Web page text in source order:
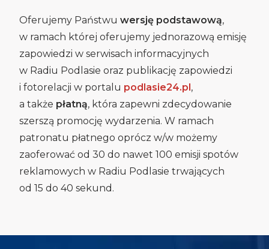
Oferujemy Państwu wersję podstawową,
w ramach której oferujemy jednorazową emisję
zapowiedzi w serwisach informacyjnych
w Radiu Podlasie oraz publikację zapowiedzi
i fotorelacji w portalu podlasie24.pl,
a także płatną, która zapewni zdecydowanie
szerszą promocję wydarzenia. W ramach
patronatu płatnego oprócz w/w możemy
zaoferować od 30 do nawet 100 emisji spotów
reklamowych w Radiu Podlasie trwających
od 15 do 40 sekund.